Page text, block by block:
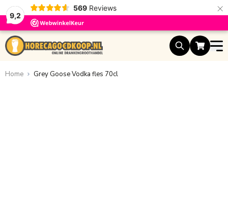
9,2
569 Reviews ×
Ga naar de inhoud
Home Grey Goose Vodka fles 70cl